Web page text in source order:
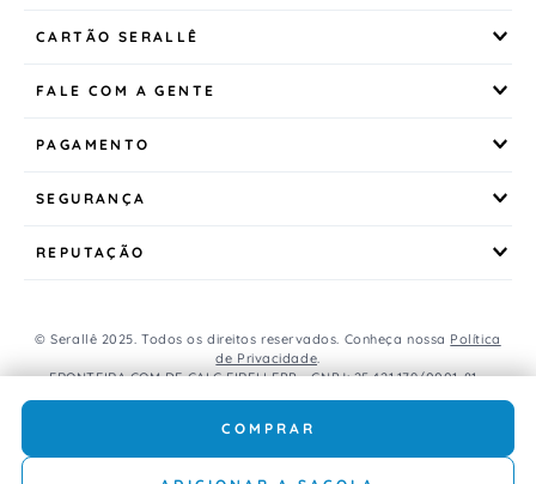
COMPRAR
CARTÃO SERALLÊ
FALE COM A GENTE
PAGAMENTO
SEGURANÇA
REPUTAÇÃO
© Serallê 2025. Todos os direitos reservados. Conheça nossa Política
de Privacidade.
FRONTEIRA COM DE CALC EIRELI EPP - CNPJ: 25.421.179/0001-81 -
Avenida Brasil, 456, Centro, CEP: 85.851-000, Foz do Iguaçu, PR, Brasil.
válido é o do carrinho de compras.